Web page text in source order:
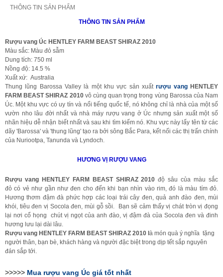
THÔNG TIN SẢN PHẨM
THÔNG TIN SẢN PHẨM
Rượu vang Úc HENTLEY FARM BEAST SHIRAZ 2010
Màu sắc: Màu đỏ sẫm
Dung tích: 750 ml
Nồng độ: 14.5 %
Xuất xứ: Australia
Thung lũng Barossa Valley là một khu vực sản xuấtrượu vang HENTLEY
FARM BEAST SHIRAZ 2010vô cùng quan trọng trong vùng Barossa của Nam
Úc. Một khu vực có uy tín và nổi tiếng quốc tế, nó không chỉ là nhà của một số
vườn nho lâu đời nhất và nhà máy rượu vang ở Úc nhưng sản xuất một số
nhãn hiệu dễ nhận biết nhất và sau khi tìm kiếm nó. Khu vực này lấy tên từ các
dãy 'Barossa' và 'thung lũng' tạo ra bởi sông Bắc Para, kết nối các thị trấn chính
của Nuriootpa, Tanunda và Lyndoch.
HƯƠNG VỊ RƯỢU VANG
Rượu vang HENTLEY FARM BEAST SHIRAZ 2010độ sâu của màu sắc
đỏ có vẻ như gần như đen cho đến khi bạn nhìn vào rim, đó là màu tím đỏ.
Hương thơm đậm đà phức hợp các loại trái cây đen, quả anh đào đen, mùi
khói, tiêu đen vị Socola đen, mùi gỗ sồi. Bạn sẽ cảm thấy vị chát tròn vị đọng
lại nơi cổ họng chút vị ngọt của anh đào, vị đậm đà của Socola đen và đinh
hương lưu lại dài lâu.
Rượu vang HENTLEY FARM BEAST SHIRAZ 2010 à món quà ý nghĩa tặng
người thân, bạn bè, khách hàng và người đặc biệt trong dịp tết sắp nguyên
đán sắp tới.
>>>>> Mua rượu vang Úc giá tốt nhất